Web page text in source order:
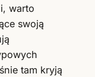
warto
swoją
tam kryją